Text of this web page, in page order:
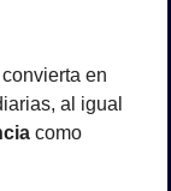
en
al igual
como